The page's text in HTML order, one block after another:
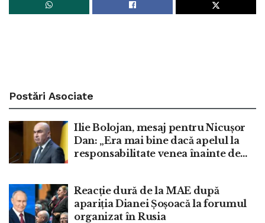
Postări Asociate
Ilie Bolojan, mesaj pentru Nicușor
Dan: „Era mai bine dacă apelul la
responsabilitate venea înainte de
Reacție dură de la MAE după
apariția Dianei Șoșoacă la forumul
organizat în Rusia